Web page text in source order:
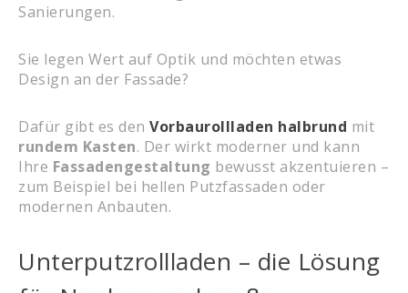
Sanierungen.
Sie legen Wert auf Optik und möchten etwas
Design an der Fassade?
Dafür gibt es den Vorbaurollladen halbrund mit
rundem Kasten. Der wirkt moderner und kann
Ihre Fassadengestaltung bewusst akzentuieren –
zum Beispiel bei hellen Putzfassaden oder
modernen Anbauten.
Unterputzrollladen – die Lösung